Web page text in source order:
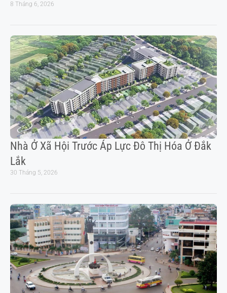
8 Tháng 6, 2026
Nhà Ở Xã Hội Trước Áp Lực Đô Thị Hóa Ở Đắk
Lắk
30 Tháng 5, 2026